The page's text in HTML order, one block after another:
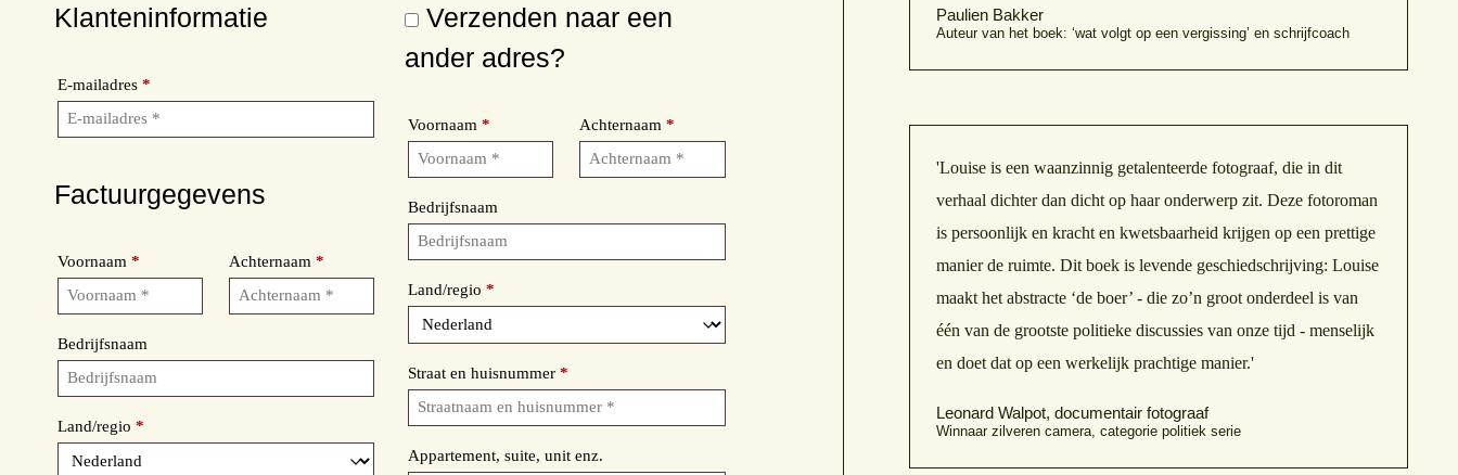
Klanteninformatie
E-mailadres *
Factuurgegevens
Voornaam * Achternaam*
Bedrijfsnaam
Land/regio *
Verzenden naar een
ander adres?
Voornaam* Achternaam*
Bedrijfsnaam
Land/regio*
Straat en huisnummer*
Appartement, suite, unit enz.
Paulien Bakker
Auteur van het boek: ‘wat volgt op een vergissing’ en schrijfcoach
'Louise is een waanzinnig getalenteerde fotograaf, die in dit
verhaal dichter dan dicht op haar onderwerp zit. Deze fotoroman
is persoonlijk en kracht en kwetsbaarheid krijgen op een prettige
manier de ruimte. Dit boek is levende geschiedschrijving: Louise
maakt het abstracte ‘de boer’ - die zo’n groot onderdeel is van
één van de grootste politieke discussies van onze tijd - menselijk
en doet dat op een werkelijk prachtige manier.'
Leonard Walpot, documentair fotograaf
Winnaar zilveren camera, categorie politiek serie